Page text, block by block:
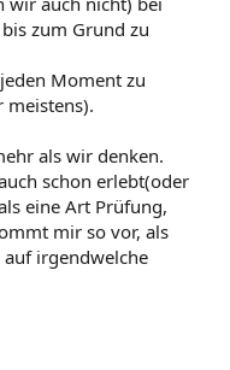
zum Grund zu
Moment zu
meistens).
als wir denken.
schon erlebt(oder
eine Art Prüfung,
mir so vor, als
irgendwelche